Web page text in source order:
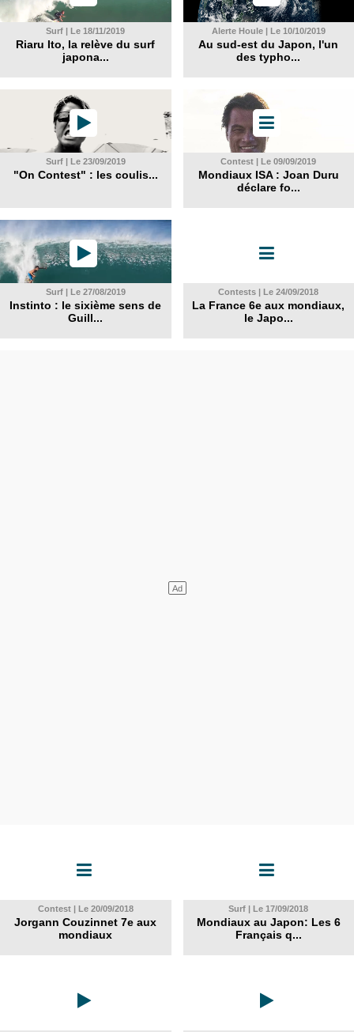
Surf | Le 18/11/2019
Riaru Ito, la relève du surf
japona...
Alerte Houle | Le 10/10/2019
Au sud-est du Japon, l'un
des typho...
Surf | Le 23/09/2019
"On Contest" : les coulis...
Contest | Le 09/09/2019
Mondiaux ISA : Joan Duru
déclare fo...
Surf | Le 27/08/2019
Instinto : le sixième sens de
Guill...
Contests | Le 24/09/2018
La France 6e aux mondiaux,
le Japo...
Contest | Le 20/09/2018
Jorgann Couzinnet 7e aux
mondiaux
Surf | Le 17/09/2018
Mondiaux au Japon: Les 6
Français q...